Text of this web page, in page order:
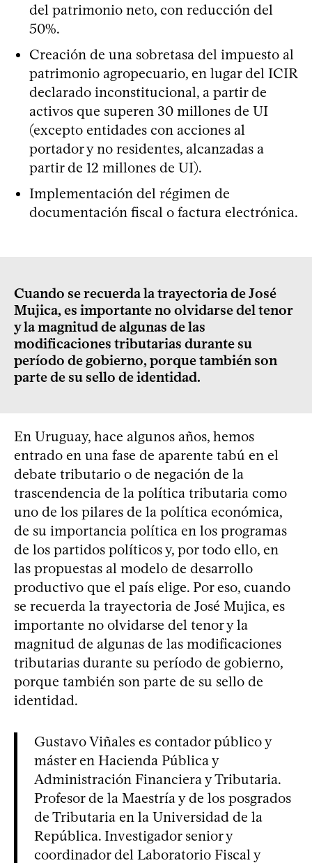
del patrimonio neto, con reducción del
50%.
Creación de una sobretasa del impuesto al
patrimonio agropecuario, en lugar del ICIR
declarado inconstitucional, a partir de
activos que superen 30 millones de UI
(excepto entidades con acciones al
portador y no residentes, alcanzadas a
partir de 12 millones de UI).
Implementación del régimen de
documentación fiscal o factura electrónica.
Cuando se recuerda la trayectoria de José
Mujica, es importante no olvidarse del tenor
y la magnitud de algunas de las
modificaciones tributarias durante su
período de gobierno, porque también son
parte de su sello de identidad.
En Uruguay, hace algunos años, hemos
entrado en una fase de aparente tabú en el
debate tributario o de negación de la
trascendencia de la política tributaria como
uno de los pilares de la política económica,
de su importancia política en los programas
de los partidos políticos y, por todo ello, en
las propuestas al modelo de desarrollo
productivo que el país elige. Por eso, cuando
se recuerda la trayectoria de José Mujica, es
importante no olvidarse del tenor y la
magnitud de algunas de las modificaciones
tributarias durante su período de gobierno,
porque también son parte de su sello de
identidad.
Gustavo Viñales es contador público y
máster en Hacienda Pública y
Administración Financiera y Tributaria.
Profesor de la Maestría y de los posgrados
de Tributaria en la Universidad de la
República. Investigador senior y
coordinador del Laboratorio Fiscal y